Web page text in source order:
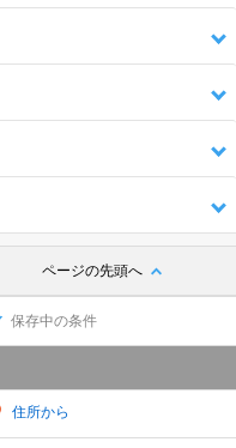
ページの先頭へ
保存中の条件
住所から